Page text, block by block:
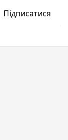
Підписатися